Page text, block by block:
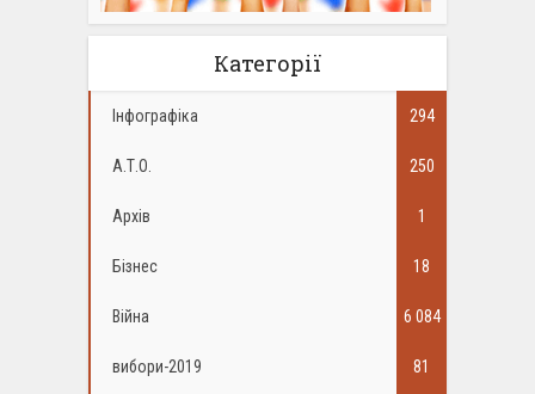
Категорії
Інфографіка 294
А.Т.О. 250
Архів 1
Бізнес 18
Війна 6 084
вибори-2019 81